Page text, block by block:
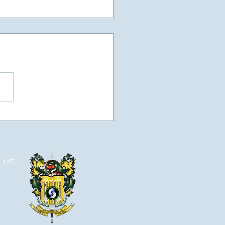
de Impacto -
Professor Luiz
Nascimento